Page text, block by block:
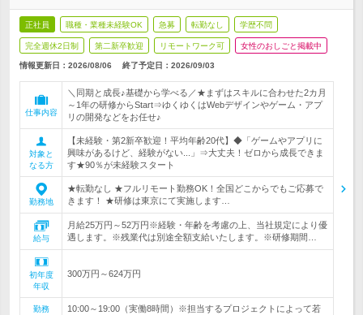
正社員 職種・業種未経験OK 急募 転勤なし 学歴不問
完全週休2日制 第二新卒歓迎 リモートワーク可 女性のおしごと掲載中
情報更新日：2026/08/06 終了予定日： 2026/09/03
仕事内容
＼同期と成長♪基礎から学べる／★まずはスキルに合わせた2カ月
～1年の研修からStart⇒ゆくゆくはWebデザインやゲーム・アプ
リの開発などをお任せ♪
対象と
なる方
【未経験・第2新卒歓迎！平均年齢20代】◆「ゲームやアプリに
興味があるけど、経験がない...」⇒大丈夫！ゼロから成長できま
す★90％が未経験スタート
勤務地
★転勤なし ★フルリモート勤務OK！全国どこからでもご応募で
きます！ ★研修は東京にて実施します…
給与
月給25万円～52万円※経験・年齢を考慮の上、当社規定により優
遇します。※残業代は別途全額支給いたします。※研修期間…
初年度
年収
300万円～624万円
勤務
10:00～19:00（実働8時間）※担当するプロジェクトによって若